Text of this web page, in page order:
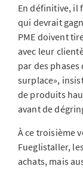
En définitive, il
qui devrait
PME doivent
avec leur
par des
surplace»,
de produits
avant de
À ce troisième
Fueglistaller,
achats, mais